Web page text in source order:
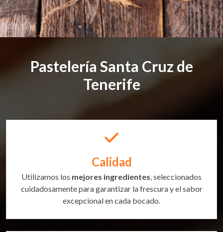
Pastelería Santa Cruz de
Tenerife
Calidad
Utilizamos los mejores ingredientes, seleccionados
cuidadosamente para garantizar la frescura y el sabor
excepcional en cada bocado.